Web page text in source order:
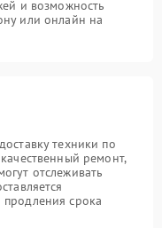
и возможность
или онлайн на
техники по
ремонт,
отслеживать
продления срока